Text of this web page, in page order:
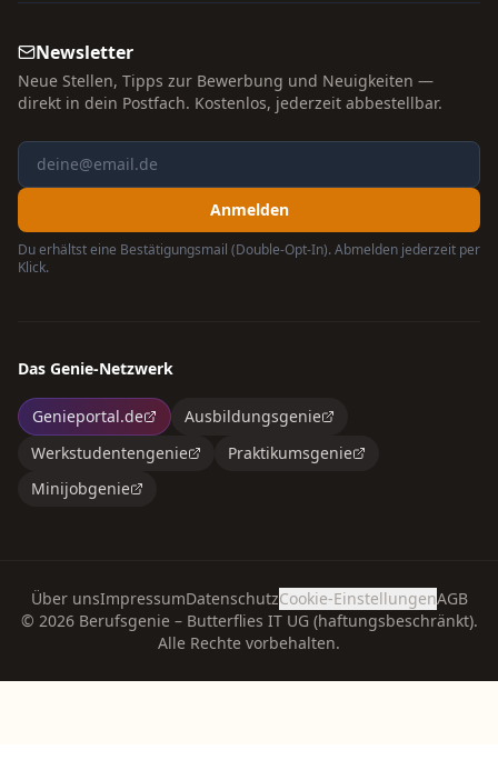
Newsletter
Neue Stellen, Tipps zur Bewerbung und Neuigkeiten —
direkt in dein Postfach. Kostenlos, jederzeit abbestellbar.
Anmelden
Du erhältst eine Bestätigungsmail (Double-Opt-In). Abmelden jederzeit per
Klick.
Das Genie-Netzwerk
Genieportal.de
Ausbildungsgenie
Werkstudentengenie
Praktikumsgenie
Minijobgenie
Über unsImpressumDatenschutzCookie-EinstellungenAGB
© 2026Berufsgenie – Butterflies IT UG (haftungsbeschränkt).
Alle Rechte vorbehalten.